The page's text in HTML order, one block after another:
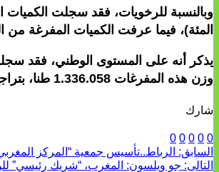
المئة)، فيما عرفت الكميات المفرغة من القشريات ارتفاعا بنسبة 29 في المائة
وزن هذه المفرغات 1.336.058 طنا، بتراجع بنسبة 1 في المائة مقارنة بسنة 2023.
شارك
0
0
0
0
0
السابق: الرباط..تأسيس جمعية “المركز المغربي
التالى: جو ويلسون: المغرب، “شريك رئيسي”